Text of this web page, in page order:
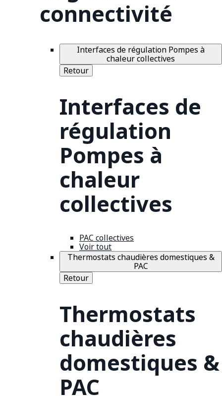
connectivité
Interfaces de régulation Pompes à
chaleur collectives
Retour
Interfaces de
régulation
Pompes à
chaleur
collectives
PAC collectives
Voir tout
Thermostats chaudières domestiques &
PAC
Retour
Thermostats
chaudières
domestiques &
PAC